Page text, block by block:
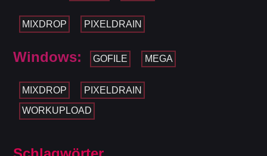
MIXDROP PIXELDRAIN
Windows: GOFILE MEGA
MIXDROP PIXELDRAIN
WORKUPLOAD